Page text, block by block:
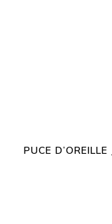
PUCE